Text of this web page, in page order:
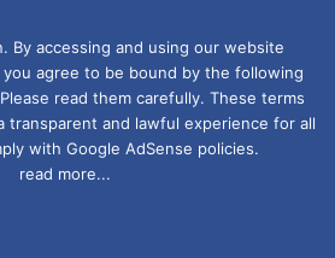
By accessing and using our website
agree to be bound by the following
read them carefully. These terms
transparent and lawful experience for all
with Google AdSense policies.
read more...